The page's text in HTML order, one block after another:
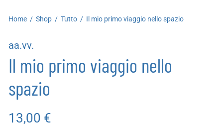
Home / Shop / Tutto / Il mio primo viaggio nello spazio
aa.vv.
Il mio primo viaggio nello
spazio
13,00 €